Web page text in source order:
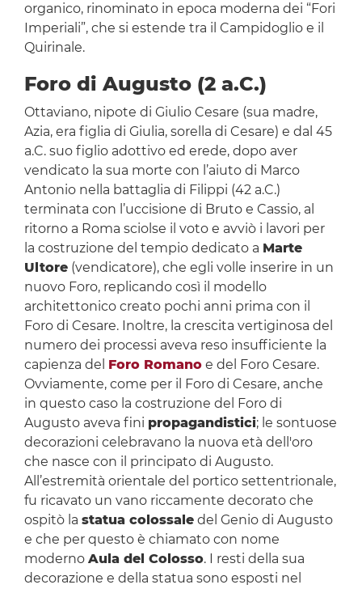
organico, rinominato in epoca moderna dei “Fori
Imperiali”, che si estende tra il Campidoglio e il
Quirinale.
Foro di Augusto (2 a.C.)
Ottaviano, nipote di Giulio Cesare (sua madre,
Azia, era figlia di Giulia, sorella di Cesare) e dal 45
a.C. suo figlio adottivo ed erede, dopo aver
vendicato la sua morte con l’aiuto di Marco
Antonio nella battaglia di Filippi (42 a.C.)
terminata con l’uccisione di Bruto e Cassio, al
ritorno a Roma sciolse il voto e avviò i lavori per
la costruzione del tempio dedicato a Marte
Ultore(vendicatore), che egli volle inserire in un
nuovo Foro, replicando così il modello
architettonico creato pochi anni prima con il
Foro di Cesare. Inoltre, la crescita vertiginosa del
numero dei processi aveva reso insufficiente la
capienza del Foro Romanoe del Foro Cesare.
Ovviamente, come per il Foro di Cesare, anche
in questo caso la costruzione del Foro di
Augusto aveva fini propagandistici; le sontuose
decorazioni celebravano la nuova età dell'oro
che nasce con il principato di Augusto.
All’estremità orientale del portico settentrionale,
fu ricavato un vano riccamente decorato che
ospitò la statua colossaledel Genio di Augusto
e che per questo è chiamato con nome
moderno Aula del Colosso. I resti della sua
decorazione e della statua sono esposti nel